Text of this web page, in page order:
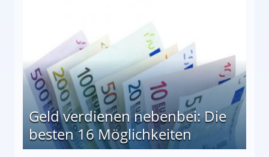
Geld verdienen nebenbei: Die
besten 16 Möglichkeiten